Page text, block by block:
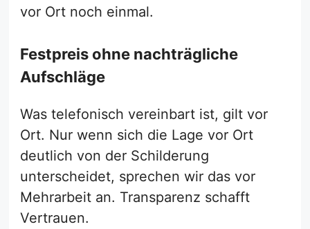
vor Ort noch einmal.
Festpreis ohne nachträgliche
Aufschläge
Was telefonisch vereinbart ist, gilt vor
Ort. Nur wenn sich die Lage vor Ort
deutlich von der Schilderung
unterscheidet, sprechen wir das vor
Mehrarbeit an. Transparenz schafft
Vertrauen.